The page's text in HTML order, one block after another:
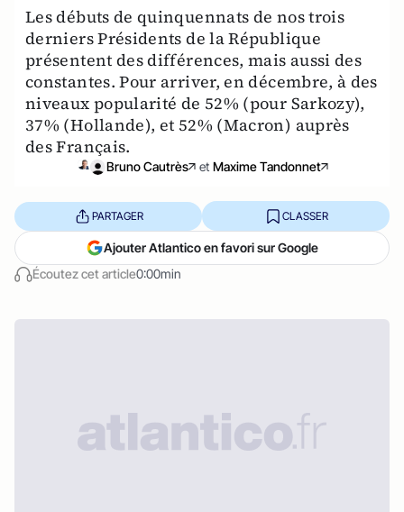
Les débuts de quinquennats de nos trois
derniers Présidents de la République
présentent des différences, mais aussi des
constantes. Pour arriver, en décembre, à des
niveaux popularité de 52% (pour Sarkozy),
37% (Hollande), et 52% (Macron) auprès
des Français.
Bruno Cautrès et Maxime Tandonnet
Écoutez cet article0:00min
PARTAGER CLASSER
Ajouter Atlantico en favori sur Google